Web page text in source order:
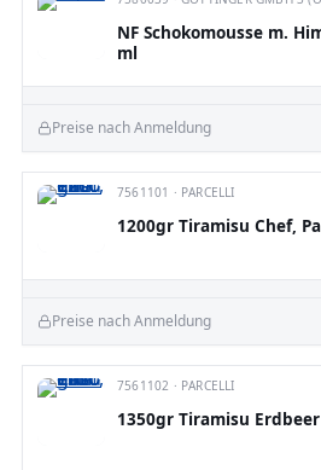
NF Schokomousse m.
ml
Preise nach Anmeldung
7561101 · PARCELLI
1200gr Tiramisu Chef,
Preise nach Anmeldung
7561102 · PARCELLI
1350gr Tiramisu